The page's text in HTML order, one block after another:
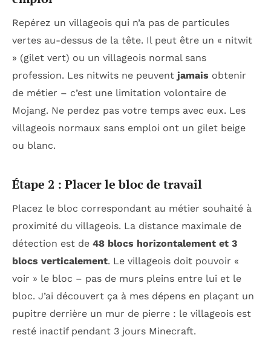
Repérez un villageois qui n’a pas de particules
vertes au-dessus de la tête. Il peut être un « nitwit
» (gilet vert) ou un villageois normal sans
profession. Les nitwits ne peuvent jamais obtenir
de métier – c’est une limitation volontaire de
Mojang. Ne perdez pas votre temps avec eux. Les
villageois normaux sans emploi ont un gilet beige
ou blanc.
Étape 2 : Placer le bloc de travail
Placez le bloc correspondant au métier souhaité à
proximité du villageois. La distance maximale de
détection est de 48 blocs horizontalement et 3
blocs verticalement. Le villageois doit pouvoir «
voir » le bloc – pas de murs pleins entre lui et le
bloc. J’ai découvert ça à mes dépens en plaçant un
pupitre derrière un mur de pierre : le villageois est
resté inactif pendant 3 jours Minecraft.